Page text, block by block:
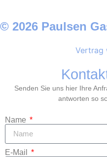
© 2026 Paulsen
Vertrag
Senden Sie uns hier Ihre
antworten so
Name
E-Mail